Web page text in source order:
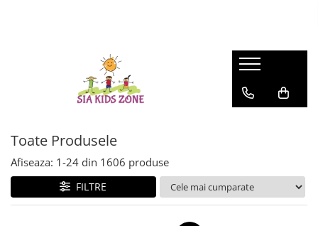
HUNTRIX K-POP
Accesorii Beauty
Prosop de baie
Patururi Baieti
Accesorii pentru petrecere
Umbrele
Toate Produsele
Afiseaza: 1-24 din 1606 produse
FILTRE